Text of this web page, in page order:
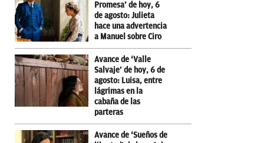
Promesa’ de hoy, 6
de agosto: Julieta
hace una advertencia
a Manuel sobre Ciro
Avance de ‘Valle
Salvaje’ de hoy, 6 de
agosto: Luisa, entre
lágrimas en la
cabaña de las
parteras
Avance de ‘Sueños de